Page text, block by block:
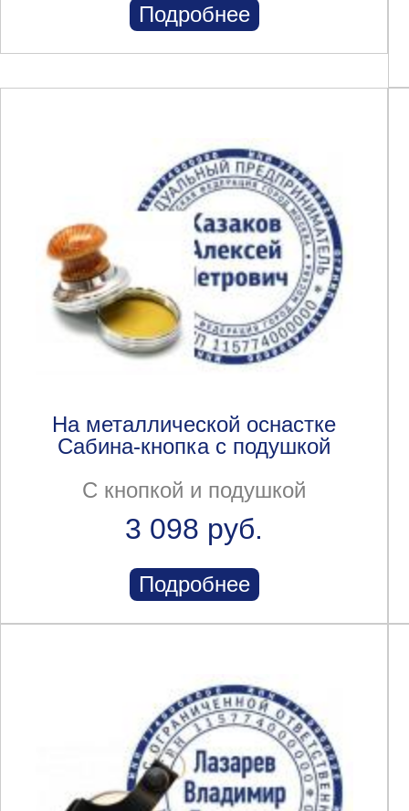
Подробнее
На металлической оснастке
Сабина-кнопка с подушкой
С кнопкой и подушкой
3 098 руб.
Подробнее